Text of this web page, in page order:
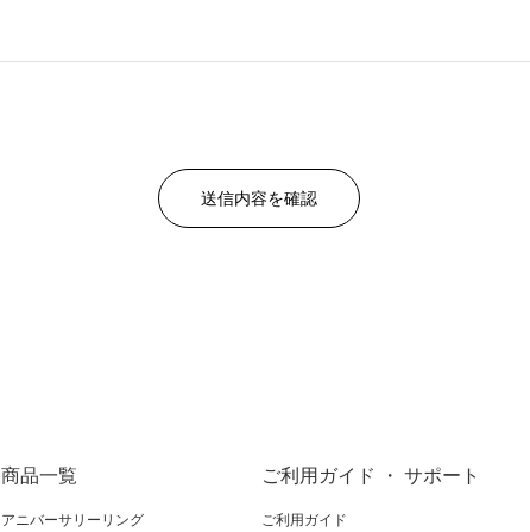
商品一覧
アニバーサリーリング
ご利用ガイド ・ サポート
ご利用ガイド